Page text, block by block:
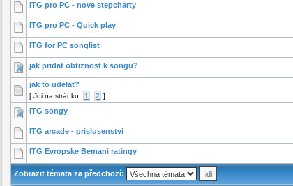
ITG pro PC - nove stepcharty
ITG pro PC - Quick play
ITG for PC songlist
jak pridat obtiznost k songu?
jak to udelat?
[ Jdi na stránku: 1 2 ]
ITG songy
ITG arcade - prislusenstvi
ITG Evropske Bemani ratingy
Zobrazit témata za předchozí: